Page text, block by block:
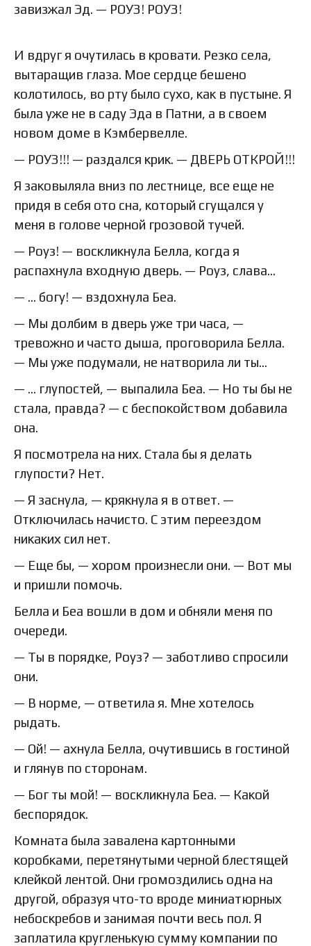
завизжал Эд. — РОУЗ! РОУЗ!
И вдруг я очутилась в кровати. Резко села,
вытаращив глаза. Мое сердце бешено
колотилось, во рту было сухо, как в пустыне. Я
была уже не в саду Эда в Патни, а в своем
новом доме в Кэмбервелле.
— РОУЗ!!! — раздался крик. — ДВЕРЬ ОТКРОЙ!!!
Я заковыляла вниз по лестнице, все еще не
придя в себя ото сна, который сгущался у
меня в голове черной грозовой тучей.
— Роуз! — воскликнула Белла, когда я
распахнула входную дверь. — Роуз, слава…
— … богу! — вздохнула Беа.
— Мы долбим в дверь уже три часа, —
тревожно и часто дыша, проговорила Белла.
— Мы уже подумали, не натворила ли ты…
— … глупостей, — выпалила Беа. — Но ты бы не
стала, правда? — с беспокойством добавила
она.
Я посмотрела на них. Стала бы я делать
глупости? Нет.
— Я заснула, — крякнула я в ответ. —
Отключилась начисто. С этим переездом
никаких сил нет.
— Еще бы, — хором произнесли они. — Вот мы
и пришли помочь.
Белла и Беа вошли в дом и обняли меня по
очереди.
— Ты в порядке, Роуз? — заботливо спросили
они.
— В норме, — ответила я. Мне хотелось
рыдать.
— Ой! — ахнула Белла, очутившись в гостиной
и глянув по сторонам.
— Бог ты мой! — воскликнула Беа. — Какой
беспорядок.
Комната была завалена картонными
коробками, перетянутыми черной блестящей
клейкой лентой. Они громоздились одна на
другой, образуя что-то вроде миниатюрных
небоскребов и занимая почти весь пол. Я
заплатила кругленькую сумму компании по